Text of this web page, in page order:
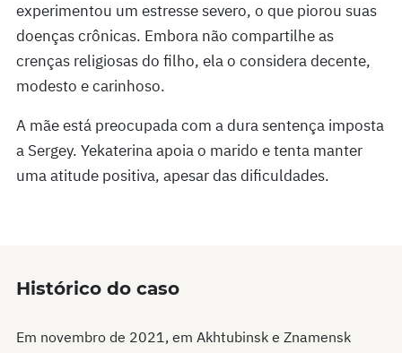
experimentou um estresse severo, o que piorou suas
doenças crônicas. Embora não compartilhe as
crenças religiosas do filho, ela o considera decente,
modesto e carinhoso.
A mãe está preocupada com a dura sentença imposta
a Sergey. Yekaterina apoia o marido e tenta manter
uma atitude positiva, apesar das dificuldades.
Histórico do caso
Em novembro de 2021, em Akhtubinsk e Znamensk